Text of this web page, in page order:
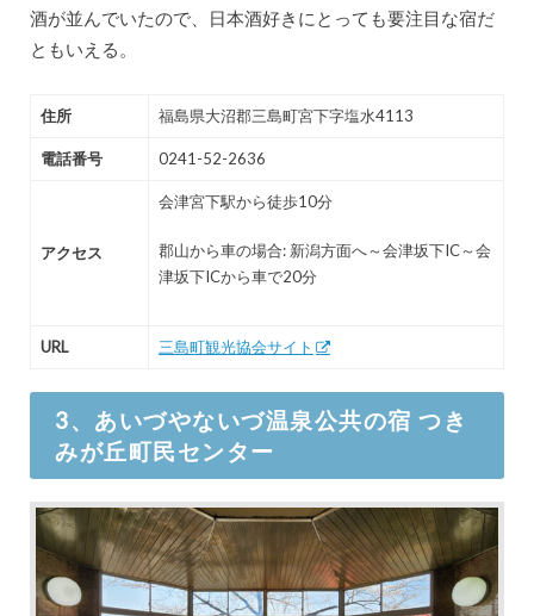
酒が並んでいたので、日本酒好きにとっても要注目な宿だ
ともいえる。
住所 福島県大沼郡三島町宮下字塩水4113
電話番号 0241-52-2636
アクセス
会津宮下駅から徒歩10分
郡山から車の場合: 新潟方面へ～会津坂下IC～会
津坂下ICから車で20分
URL 三島町観光協会サイト
3、あいづやないづ温泉公共の宿 つき
みが丘町民センター